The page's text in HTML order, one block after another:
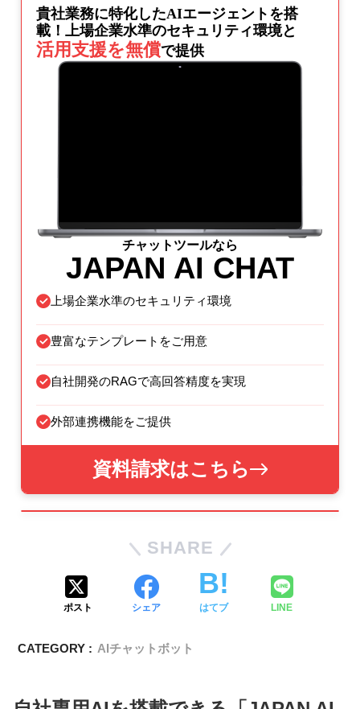
貴社業務に特化したAIエージェントを搭
載！上場企業水準のセキュリティ環境と
活用支援を無償で提供
チャットツールなら
JAPAN AI CHAT
上場企業水準のセキュリティ環境
豊富なテンプレートをご用意
自社開発のRAGで高回答精度を実現
外部連携機能をご提供
資料請求はこちら
SHARE
ポスト シェア はてブ LINE
CATEGORY : AIチャットボット